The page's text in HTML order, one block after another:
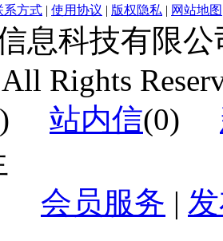
系方式 | 使用协议 | 版权隐私 | 网站地图
息科技有限公
Rights
) 站内信(0)
会员服务 |